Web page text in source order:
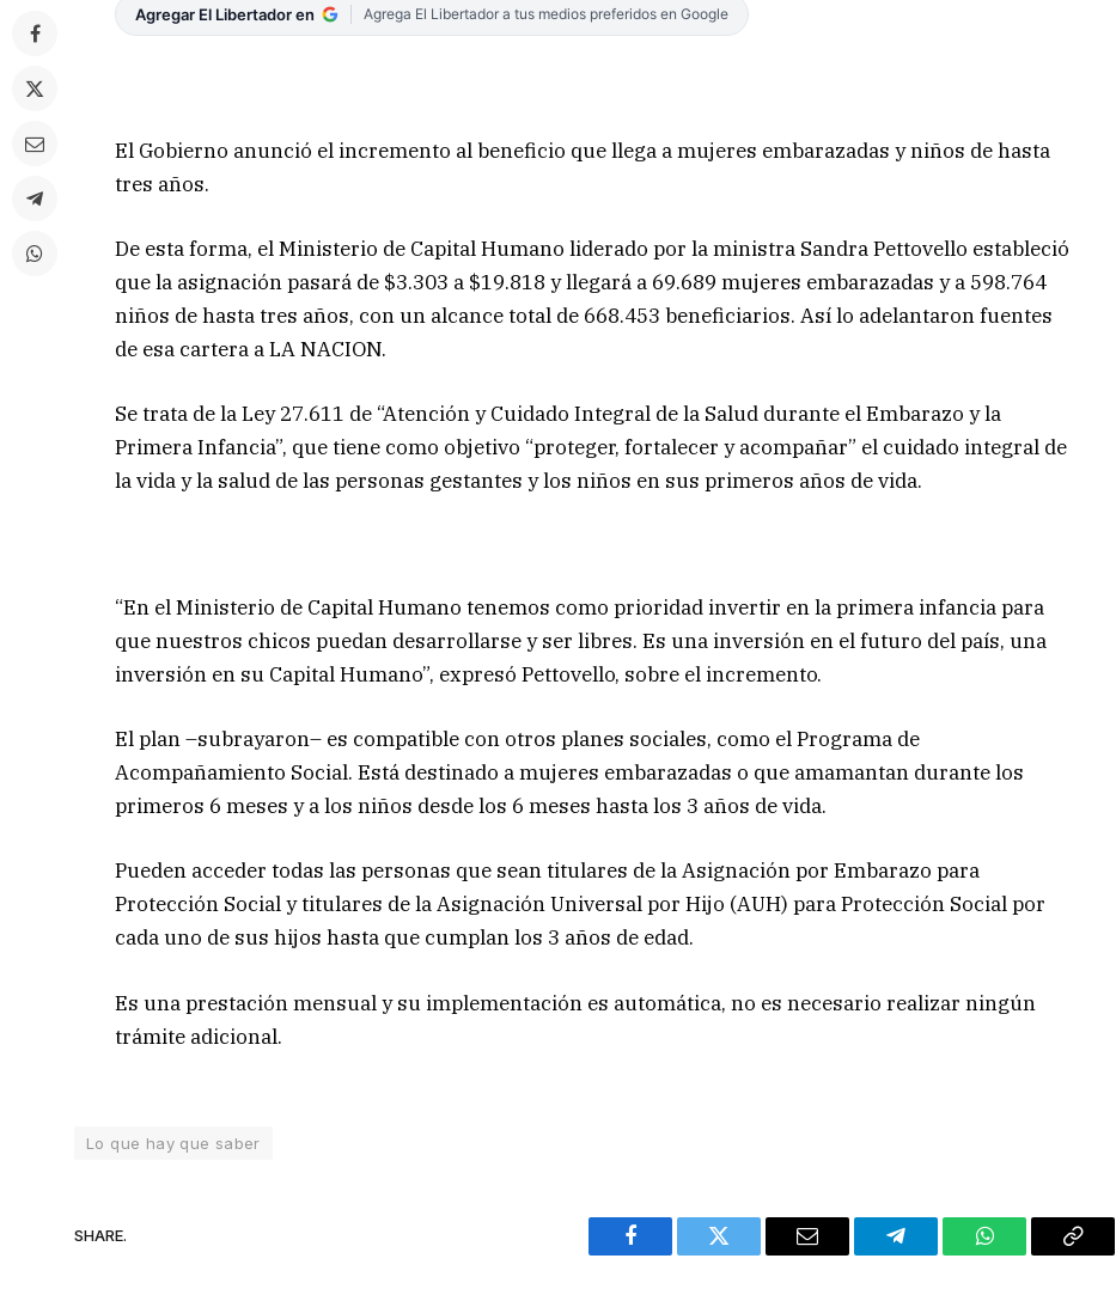
Agregar El Libertador en Agrega El Libertador a tus medios preferidos en Google
El Gobierno anunció el incremento al beneficio que llega a mujeres embarazadas y niños de hasta
tres años.
De esta forma, el Ministerio de Capital Humano liderado por la ministra Sandra Pettovello estableció
que la asignación pasará de $3.303 a $19.818 y llegará a 69.689 mujeres embarazadas y a 598.764
niños de hasta tres años, con un alcance total de 668.453 beneficiarios. Así lo adelantaron fuentes
de esa cartera a LA NACION.
Se trata de la Ley 27.611 de “Atención y Cuidado Integral de la Salud durante el Embarazo y la
Primera Infancia”, que tiene como objetivo “proteger, fortalecer y acompañar” el cuidado integral de
la vida y la salud de las personas gestantes y los niños en sus primeros años de vida.
“En el Ministerio de Capital Humano tenemos como prioridad invertir en la primera infancia para
que nuestros chicos puedan desarrollarse y ser libres. Es una inversión en el futuro del país, una
inversión en su Capital Humano”, expresó Pettovello, sobre el incremento.
El plan –subrayaron– es compatible con otros planes sociales, como el Programa de
Acompañamiento Social. Está destinado a mujeres embarazadas o que amamantan durante los
primeros 6 meses y a los niños desde los 6 meses hasta los 3 años de vida. ⁠
Pueden acceder todas las personas que sean titulares de la Asignación por Embarazo para
Protección Social y titulares de la Asignación Universal por Hijo (AUH) para Protección Social por
cada uno de sus hijos hasta que cumplan los 3 años de edad.
Es una prestación mensual y su implementación es automática, no es necesario realizar ningún
trámite adicional.
Lo que hay que saber
SHARE.
Facebook Twitter Email Telegram WhatsAppCopy